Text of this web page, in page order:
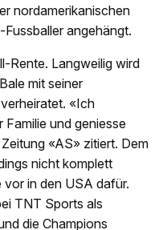
nordamerikanischen
angehängt.
Rente. Langweilig wird
mit seiner
«Ich
und geniesse
«AS» zitiert. Dem
nicht komplett
in den USA dafür.
TNT Sports als
die Champions